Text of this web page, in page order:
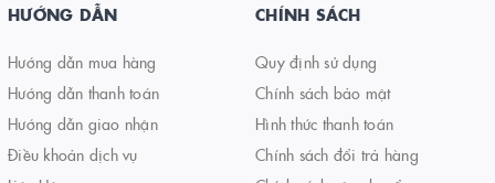
HƯỚNG DẪN
Hướng dẫn mua hàng
Hướng dẫn thanh toán
Hướng dẫn giao nhận
Điều khoản dịch vụ
CHÍNH SÁCH
Quy định sử dụng
Chính sách bảo mật
Hình thức thanh toán
Chính sách đổi trả hàng